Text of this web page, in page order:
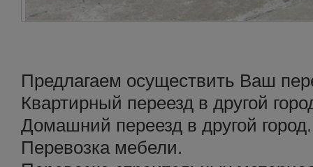
Предлагаем осуществить Ваш
Квартирный переезд в другой
Домашний переезд в другой город.
Перевозка мебели.